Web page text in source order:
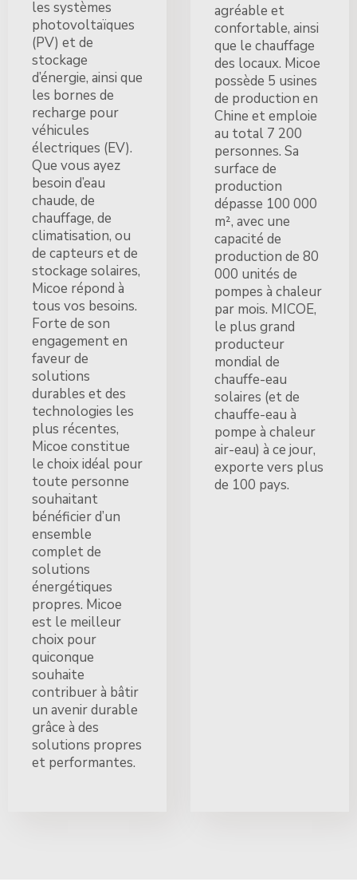
les systèmes
photovoltaïques
(PV) et de
stockage
d’énergie, ainsi que
les bornes de
recharge pour
véhicules
électriques (EV).
Que vous ayez
besoin d’eau
chaude, de
chauffage, de
climatisation, ou
de capteurs et de
stockage solaires,
Micoe répond à
tous vos besoins.
Forte de son
engagement en
faveur de
solutions
durables et des
technologies les
plus récentes,
Micoe constitue
le choix idéal pour
toute personne
souhaitant
bénéficier d’un
ensemble
complet de
solutions
énergétiques
propres. Micoe
est le meilleur
choix pour
quiconque
souhaite
contribuer à bâtir
un avenir durable
grâce à des
solutions propres
et performantes.
agréable et
confortable, ainsi
que le chauffage
des locaux. Micoe
possède 5 usines
de production en
Chine et emploie
au total 7 200
personnes. Sa
surface de
production
dépasse 100 000
m², avec une
capacité de
production de 80
000 unités de
pompes à chaleur
par mois. MICOE,
le plus grand
producteur
mondial de
chauffe-eau
solaires (et de
chauffe-eau à
pompe à chaleur
air-eau) à ce jour,
exporte vers plus
de 100 pays.